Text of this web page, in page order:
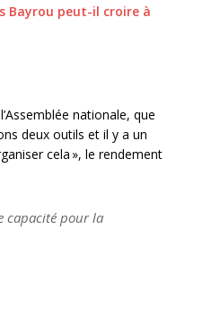
Bayrou peut-il croire à
nationale, que
deux outils et il y a un
cela », le rendement
capacité pour la